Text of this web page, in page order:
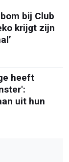
bij Club
krijgt zijn
heeft
uit hun